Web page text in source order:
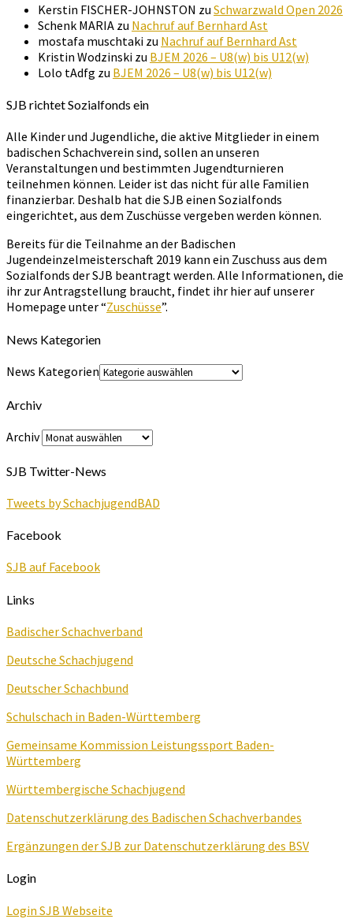
Kerstin FISCHER-JOHNSTON zu Schwarzwald Open 2026
Schenk MARIA zu Nachruf auf Bernhard Ast
mostafa muschtaki zu Nachruf auf Bernhard Ast
Kristin Wodzinski zu BJEM 2026 – U8(w) bis U12(w)
Lolo tAdfg zu BJEM 2026 – U8(w) bis U12(w)
SJB richtet Sozialfonds ein
Alle Kinder und Jugendliche, die aktive Mitglieder in einem
badischen Schachverein sind, sollen an unseren
Veranstaltungen und bestimmten Jugendturnieren
teilnehmen können. Leider ist das nicht für alle Familien
finanzierbar. Deshalb hat die SJB einen Sozialfonds
eingerichtet, aus dem Zuschüsse vergeben werden können.
Bereits für die Teilnahme an der Badischen
Jugendeinzelmeisterschaft 2019 kann ein Zuschuss aus dem
Sozialfonds der SJB beantragt werden. Alle Informationen, die
ihr zur Antragstellung braucht, findet ihr hier auf unserer
Homepage unter “Zuschüsse”.
News Kategorien
News Kategorien
Archiv
Archiv
SJB Twitter-News
Tweets by SchachjugendBAD
Facebook
SJB auf Facebook
Links
Badischer Schachverband
Deutsche Schachjugend
Deutscher Schachbund
Schulschach in Baden-Württemberg
Gemeinsame Kommission Leistungssport Baden-
Württemberg
Württembergische Schachjugend
Datenschutzerklärung des Badischen Schachverbandes
Ergänzungen der SJB zur Datenschutzerklärung des BSV
Login
Login SJB Webseite